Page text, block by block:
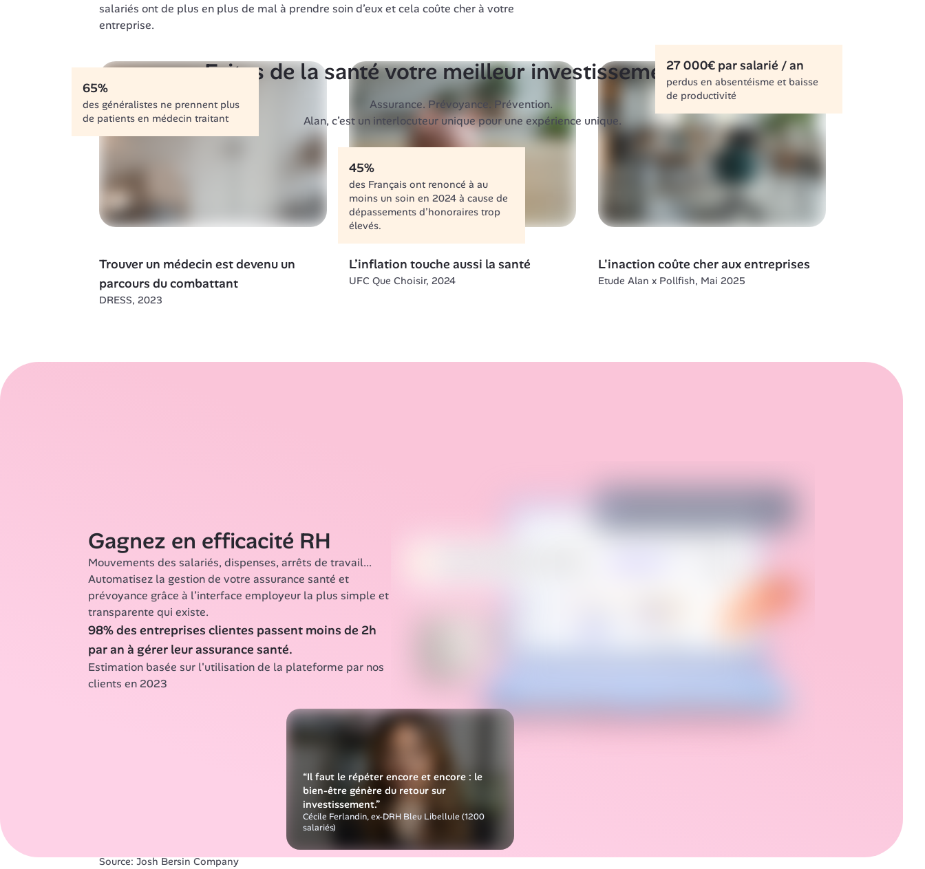
salariés ont de plus en plus de mal à prendre soin d’eux et cela coûte cher à votre
entreprise.
65%
des généralistes ne prennent plus
de patients en médecin traitant
Trouver un médecin est devenu un
parcours du combattant
DRESS, 2023
45%
des Français ont renoncé à au
moins un soin en 2024 à cause de
dépassements d’honoraires trop
élevés.
L’inflation touche aussi la santé
UFC Que Choisir, 2024
27 000€ par salarié / an
perdus en absentéisme et baisse
de productivité
L'inaction coûte cher aux entreprises
Etude Alan x Pollfish, Mai 2025
vous le rendront au centuple.
Rétention
3x
plus de chances de fidéliser
leurs salariés
Productivité
plus de chances de
Source: Josh Bersin Company
“Il faut le répéter encore et encore : le
bien-être génère du retour sur
investissement.”
Cécile Ferlandin, ex-DRH Bleu Libellule (1200
salariés)
Faites de la santé votre meilleur investissement RH
Assurance. Prévoyance. Prévention.
Alan, c’est un interlocuteur unique pour une expérience unique.
Gagnez en efficacité RH
Mouvements des salariés, dispenses, arrêts de travail...
Automatisez la gestion de votre assurance santé et
prévoyance grâce à l’interface employeur la plus simple et
transparente qui existe.
98% des entreprises clientes passent moins de 2h
par an à gérer leur assurance santé.
Estimation basée sur l'utilisation de la plateforme par nos
clients en 2023